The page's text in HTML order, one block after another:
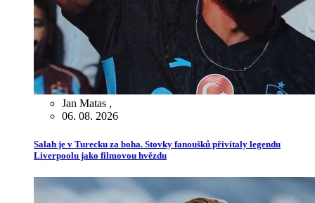
Jan Matas ,
06. 08. 2026
Salah je v Turecku za boha. Stovky fanoušků přivítaly legendu
Liverpoolu jako filmovou hvězdu